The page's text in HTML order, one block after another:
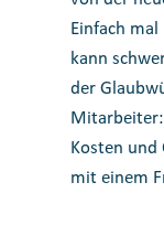
Einfach
kann
der
Kosten und
mit einem